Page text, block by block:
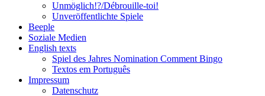
Unmöglich!?/Débrouille-toi!
Unveröffentlichte Spiele
Beeple
Soziale Medien
English texts
Spiel des Jahres Nomination Comment Bingo
Textos em Português
Impressum
Datenschutz